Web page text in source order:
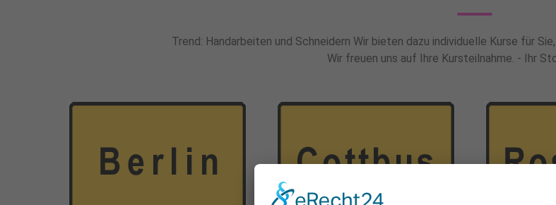
Trend: Handarbeiten und Schneidern Wir bieten dazu individuelle Kurse für
Wir freuen uns auf Ihre Kursteilnahme. - Ihr